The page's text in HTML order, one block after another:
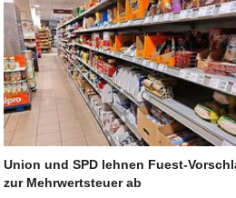
Union und SPD lehnen Fuest-
zur Mehrwertsteuer ab